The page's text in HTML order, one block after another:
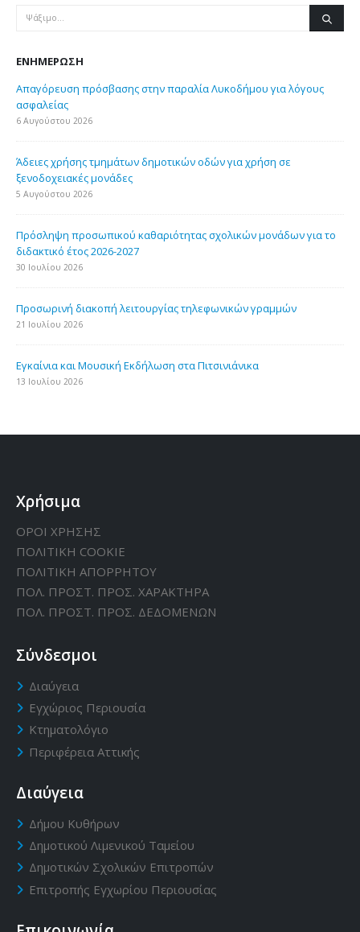
ΕΝΗΜΈΡΩΣΗ
Απαγόρευση πρόσβασης στην παραλία Λυκοδήμου για λόγους
ασφαλείας
6 Αυγούστου 2026
Άδειες χρήσης τμημάτων δημοτικών οδών για χρήση σε
ξενοδοχειακές μονάδες
5 Αυγούστου 2026
Πρόσληψη προσωπικού καθαριότητας σχολικών μονάδων για το
διδακτικό έτος 2026-2027
30 Ιουλίου 2026
Προσωρινή διακοπή λειτουργίας τηλεφωνικών γραμμών
21 Ιουλίου 2026
Εγκαίνια και Μουσική Εκδήλωση στα Πιτσινιάνικα
13 Ιουλίου 2026
Χρήσιμα
ΟΡΟΙ ΧΡΗΣΗΣ
ΠΟΛΙΤΙΚΗ CΟΟΚΙΕ
ΠΟΛΙΤΙΚΗ ΑΠΟΡΡΗΤΟΥ
ΠΟΛ. ΠΡΟΣΤ. ΠΡΟΣ. ΧΑΡΑΚΤΗΡΑ
ΠΟΛ. ΠΡΟΣΤ. ΠΡΟΣ. ΔΕΔΟΜΕΝΩΝ
Σύνδεσμοι
Διαύγεια
Εγχώριος Περιουσία
Κτηματολόγιο
Περιφέρεια Αττικής
Διαύγεια
Δήμου Κυθήρων
Δημοτικού Λιμενικού Ταμείου
Δημοτικών Σχολικών Επιτροπών
Επιτροπής Εγχωρίου Περιουσίας